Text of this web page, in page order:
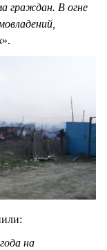
граждан. В огне
».
на